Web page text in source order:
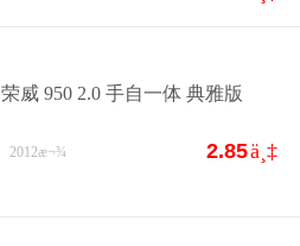
荣威 950 2.0 手自一体 典雅版
2.85ä¸‡
2012æ¬¾